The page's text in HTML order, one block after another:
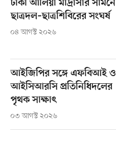
ঢাকা আলিয়া মাদ্রাসার সামনে
ছাত্রদল–ছাত্রশিবিরের সংঘর্ষ
০৪ আগস্ট ২০২৬
আইজিপির সঙ্গে এফবিআই ও
আইসিআরসি প্রতিনিধিদলের
পৃথক সাক্ষাৎ
০৩ আগস্ট ২০২৬